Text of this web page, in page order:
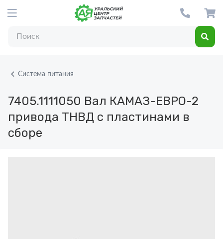
Система питания
7405.1111050 Вал КАМАЗ-ЕВРО-2
привода ТНВД с пластинами в
сборе